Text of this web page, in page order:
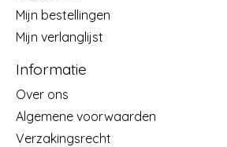
Mijn bestellingen
Mijn verlanglijst
Informatie
Over ons
Algemene voorwaarden
Verzakingsrecht